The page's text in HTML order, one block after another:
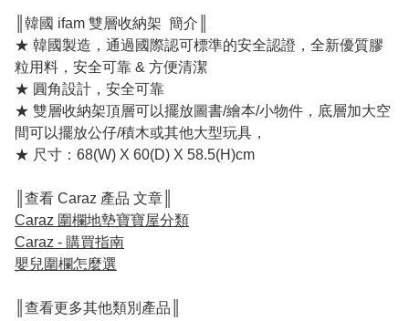
║韓國 ifam 雙層收納架 簡介║
★ 韓國製造，通過國際認可標準的安全認證，全新優質膠
粒用料，安全可靠 & 方便清潔
★ 圓角設計，安全可靠
★ 雙層收納架頂層可以擺放圖書/繪本/小物件，底層加大空
間可以擺放公仔/積木或其他大型玩具，
★ 尺寸：68(W) X 60(D) X 58.5(H)cm
║查看 Caraz 產品 文章║
Caraz 圍欄地墊寶寶屋分類
Caraz - 購買指南
嬰兒圍欄怎麼選
║查看更多其他類別產品║